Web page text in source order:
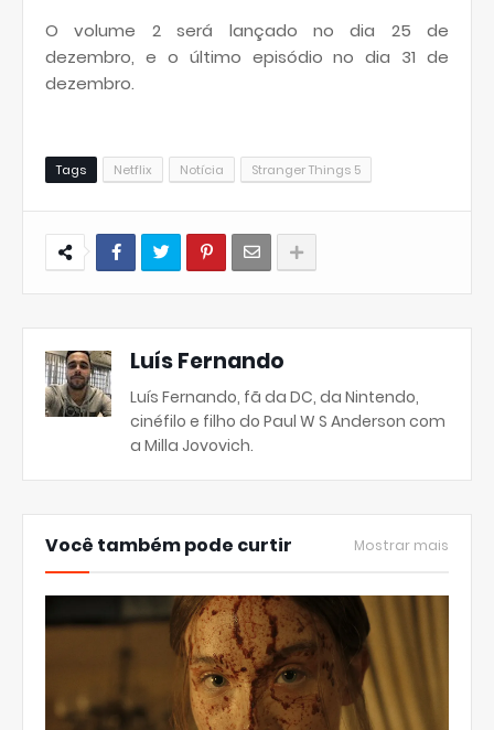
O volume 2 será lançado no dia 25 de
dezembro, e o último episódio no dia 31 de
dezembro.
Tags Netflix Notícia Stranger Things 5
Luís Fernando
Luís Fernando, fã da DC, da Nintendo,
cinéfilo e filho do Paul W S Anderson com
a Milla Jovovich.
Você também pode curtir Mostrar mais